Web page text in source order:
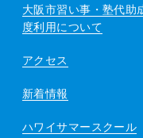
大阪市習い事・塾代助
度利用について
アクセス
新着情報
ハワイサマースクール